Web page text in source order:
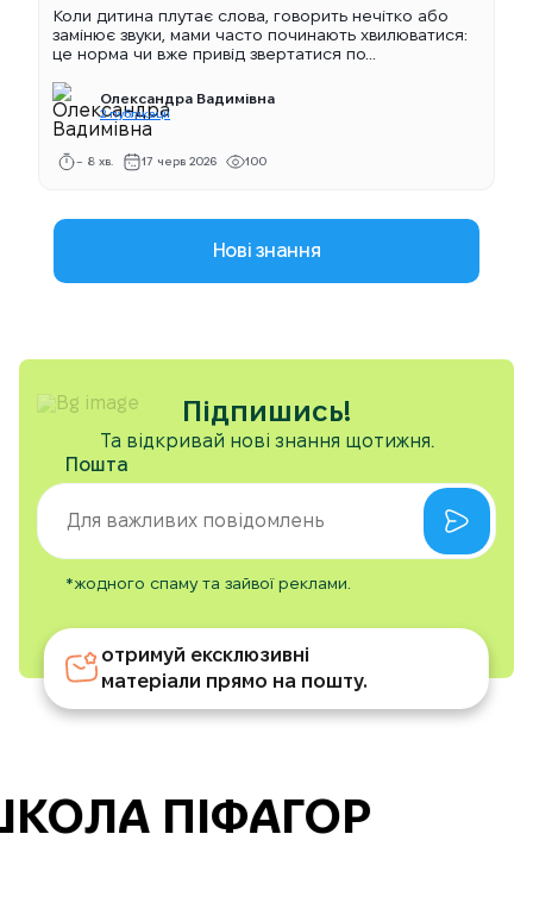
Коли дитина плутає слова, говорить нечітко або
замінює звуки, мами часто починають хвилюватися:
це норма чи вже привід звертатися по...
Олександра Вадимівна
2 публікації
~ 8 хв. 17 черв 2026 100
Нові знання
Підпишись!
Та відкривай нові знання щотижня.
Пошта
*жодного спаму та зайвої реклами.
отримуй ексклюзивні
матеріали прямо на пошту.
ПІФАГОР